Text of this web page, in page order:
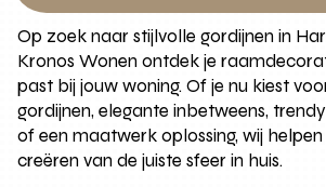
Op zoek naar stijlvolle gordijnen in
Kronos Wonen ontdek je
past bij jouw woning. Of je nu kiest
gordijnen, elegante inbetweens,
of een maatwerk oplossing, wij
creëren van de juiste sfeer in huis.